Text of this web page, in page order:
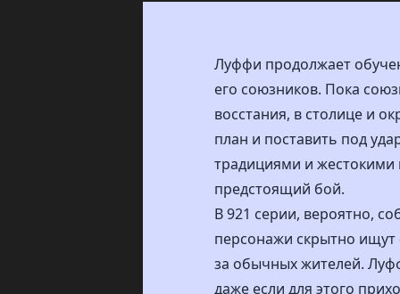
Луффи продолжает
его союзников. Пока
восстания, в столице и
план и поставить под
традициями и жестокими
предстоящий бой.
В 921 серии, вероятно,
персонажи скрытно ищут
за обычных жителей.
даже если для этого